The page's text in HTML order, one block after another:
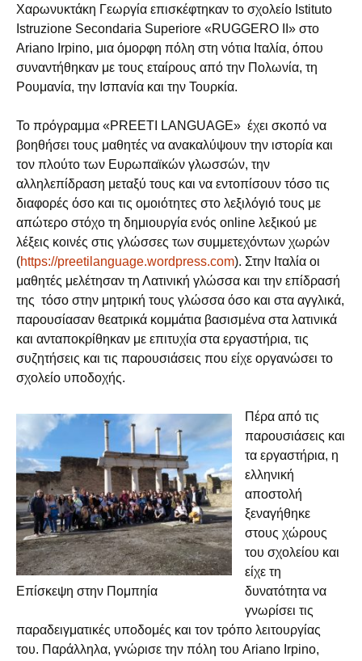
Χαρωνυκτάκη Γεωργία επισκέφτηκαν το σχολείο Ιstituto
Istruzione Secondaria Superiore «RUGGERO II» στο
Ariano Irpino, μια όμορφη πόλη στη νότια Ιταλία, όπου
συναντήθηκαν με τους εταίρους από την Πολωνία, τη
Ρουμανία, την Ισπανία και την Τουρκία.
Το πρόγραμμα «PREETI LANGUAGE» έχει σκοπό να
βοηθήσει τους μαθητές να ανακαλύψουν την ιστορία και
τον πλούτο των Ευρωπαϊκών γλωσσών, την
αλληλεπίδραση μεταξύ τους και να εντοπίσουν τόσο τις
διαφορές όσο και τις ομοιότητες στο λεξιλόγιό τους με
απώτερο στόχο τη δημιουργία ενός online λεξικού με
λέξεις κοινές στις γλώσσες των συμμετεχόντων χωρών
(https://preetilanguage.wordpress.com). Στην Ιταλία οι
μαθητές μελέτησαν τη Λατινική γλώσσα και την επίδρασή
της τόσο στην μητρική τους γλώσσα όσο και στα αγγλικά,
παρουσίασαν θεατρικά κομμάτια βασισμένα στα λατινικά
και ανταποκρίθηκαν με επιτυχία στα εργαστήρια, τις
συζητήσεις και τις παρουσιάσεις που είχε οργανώσει το
σχολείο υποδοχής.
Επίσκεψη στην Πομπηία
Πέρα από τις
παρουσιάσεις και
τα εργαστήρια, η
ελληνική
αποστολή
ξεναγήθηκε
στους χώρους
του σχολείου και
είχε τη
δυνατότητα να
γνωρίσει τις
παραδειγματικές υποδομές και τον τρόπο λειτουργίας
του. Παράλληλα, γνώρισε την πόλη του Ariano Irpino,